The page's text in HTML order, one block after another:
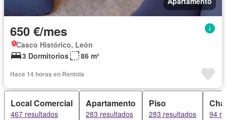
650 €/mes
Casco Histórico, León
3 Dormitorios
86 m²
Hace 14 horas en Rentola
Local Comercial
467 resultados
Apartamento
283 resultados
Piso
283 resultados 94